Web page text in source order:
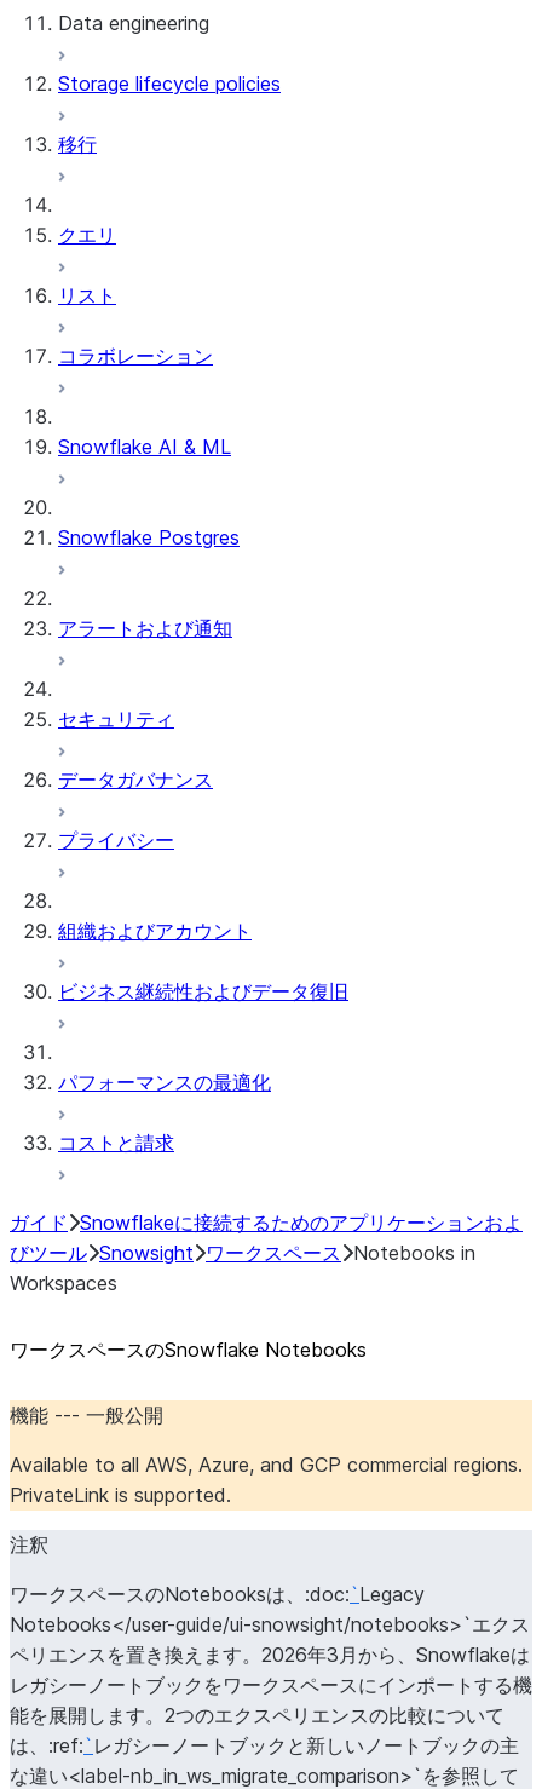
Snowflake Openflow
Apache Iceberg™
Data engineering
データのロード
DCM Projects
Snowflakeでのdbtプロジェクト
Storage lifecycle policies
移行
クエリ
リスト
コラボレーション
Snowflake AI & ML
Snowflake Postgres
アラートおよび通知
セキュリティ
データガバナンス
プライバシー
組織およびアカウント
ビジネス継続性およびデータ復旧
パフォーマンスの最適化
コストと請求
ガイド Snowflakeに接続するためのアプリケーションおよ
びツール Snowsight ワークスペース
Notebooks in
Workspaces
ワークスペースのSnowflake Notebooks
機能 --- 一般公開
Available to all AWS, Azure, and GCP commercial regions.
PrivateLink is supported.
注釈
ワークスペースのNotebooksは、:doc:`Legacy
Notebooks</user-guide/ui-snowsight/notebooks>`エクス
ペリエンスを置き換えます。2026年3月から、Snowflakeは
レガシーノートブックをワークスペースにインポートする機
能を展開します。2つのエクスペリエンスの比較について
は、:ref:` レガシーノートブックと新しいノートブックの主
な違い<label-nb_in_ws_migrate_comparison>`を参照して